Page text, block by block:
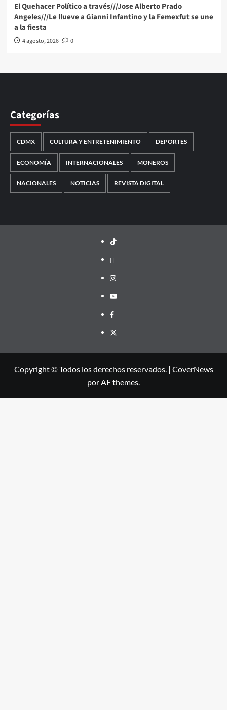
El Quehacer Político a través///Jose Alberto Prado
Angeles///Le llueve a Gianni Infantino y la Femexfut se une
a la fiesta
4 agosto, 2026 0
Categorías
CDMX CULTURA Y ENTRETENIMIENTO DEPORTES
ECONOMÍA INTERNACIONALES MONEROS
NACIONALES NOTICIAS REVISTA DIGITAL
TikTok
threads
Instagram
Youtube
Facebook
X
Copyright © Todos los derechos reservados. | CoverNews
por AF themes.